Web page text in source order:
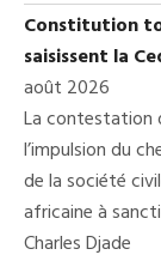
Constitution
saisissent la
août 2026
La contestation
l’impulsion du
de la société
africaine à
Charles Djade